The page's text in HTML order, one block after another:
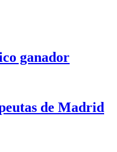
ganador
de Madrid